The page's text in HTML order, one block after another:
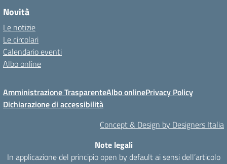
Novità
Le notizie
Le circolari
Calendario eventi
Albo online
Amministrazione TrasparenteAlbo onlinePrivacy Policy
Dichiarazione di accessibilità
Concept & Design by Designers Italia
Note legali
In applicazione del principio open by default ai sensi dell’articolo